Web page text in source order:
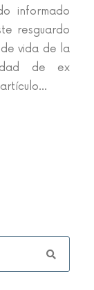
informado
resguardo
vida de la
de ex